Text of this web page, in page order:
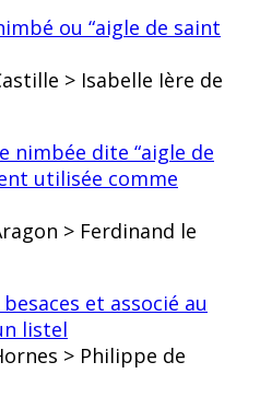
ou “aigle de saint
> Isabelle Ière de
nimbée dite “aigle de
utilisée comme
> Ferdinand le
et associé au
listel
> Philippe de